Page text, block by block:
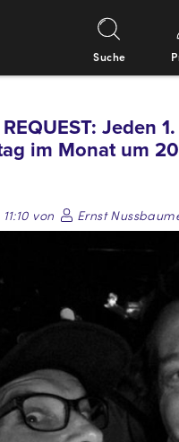
Suche
Jeden 1.
im Monat um
von Ernst